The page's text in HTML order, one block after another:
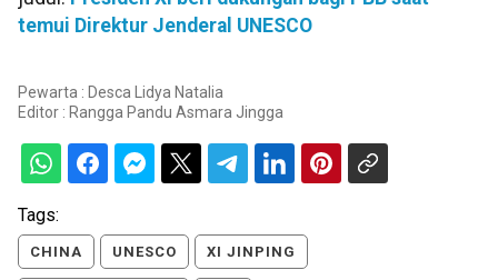
temui Direktur Jenderal UNESCO
Pewarta : Desca Lidya Natalia
Editor : Rangga Pandu Asmara Jingga
Tags:
CHINA UNESCO XI JINPING